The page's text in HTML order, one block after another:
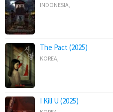
INDONESIA
The Pact (2025)
KOREA
I Kill U (2025)